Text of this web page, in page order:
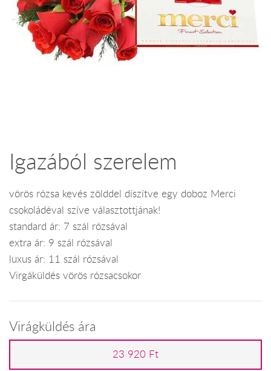
Igazából szerelem
vörös rózsa kevés zölddel díszítve egy doboz Merci
csokoládéval szíve választottjának!
standard ár: 7 szál rózsával
extra ár: 9 szál rózsával
luxus ár: 11 szál rózsával
Virgáküldés vörös rózsacsokor
Virágküldés ára
23 920 Ft